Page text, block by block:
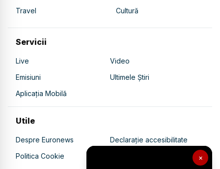
×
Travel
Cultură
Servicii
Live
Video
Emisiuni
Ultimele Știri
Aplicația Mobilă
Utile
Despre Euronews
Declarație accesibilitate
Politica Cookie
Politica de confidențialitate